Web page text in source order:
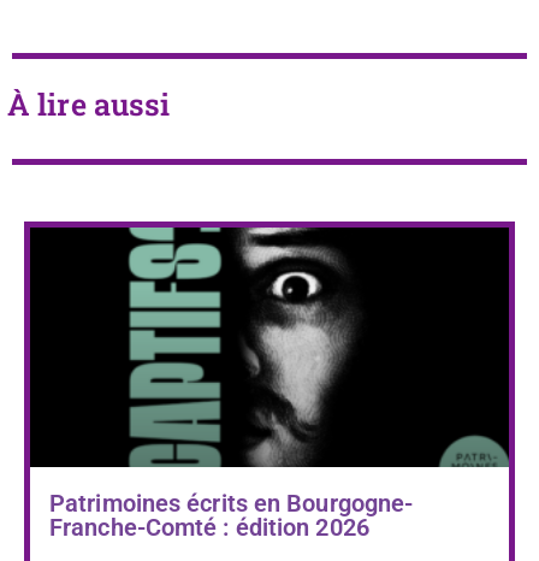
À lire aussi
Patrimoines écrits en Bourgogne-
Franche-Comté : édition 2026